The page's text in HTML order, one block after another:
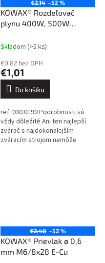
€2,14 –52 %
KOWAX® Rozdeľovač
plynu 400W, 500W
Skladom (>5 ks)
€0,82 bez DPH
€1,01
Do košíku
ref: 030.0190 Podrobnosti sú
vždy dôležité Ani ten najlepší
zvárač s najdokonalejším
zváracím strojom nemôže
dosiahnuť dokonalé výsledky,
€2,40 –52 %
KOWAX® Prievlak ø 0,6
mm M6/8x28 E-Cu